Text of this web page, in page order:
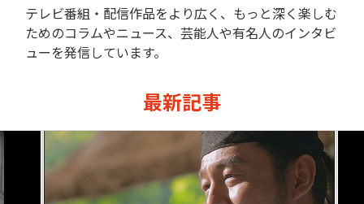
テレビ番組・配信作品をより広く、もっと深く楽しむ
ためのコラムやニュース、芸能人や有名人のインタビ
ューを発信しています。
最新記事